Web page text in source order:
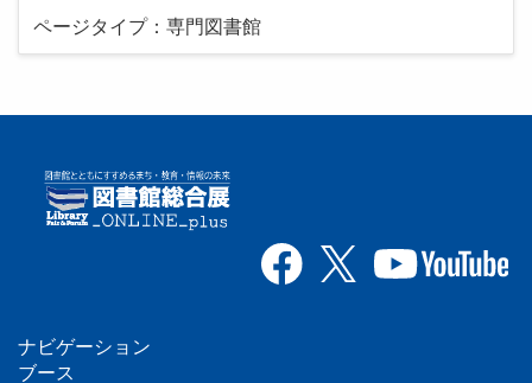
ページタイプ：専門図書館
ナビゲーション
ブース